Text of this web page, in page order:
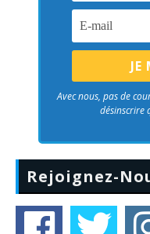
Avec nous, pas de
désinscrire
Rejoignez-